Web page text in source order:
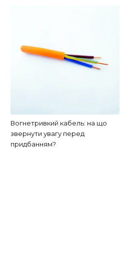
Вогнетривкий кабель: на що
звернути увагу перед
придбанням?